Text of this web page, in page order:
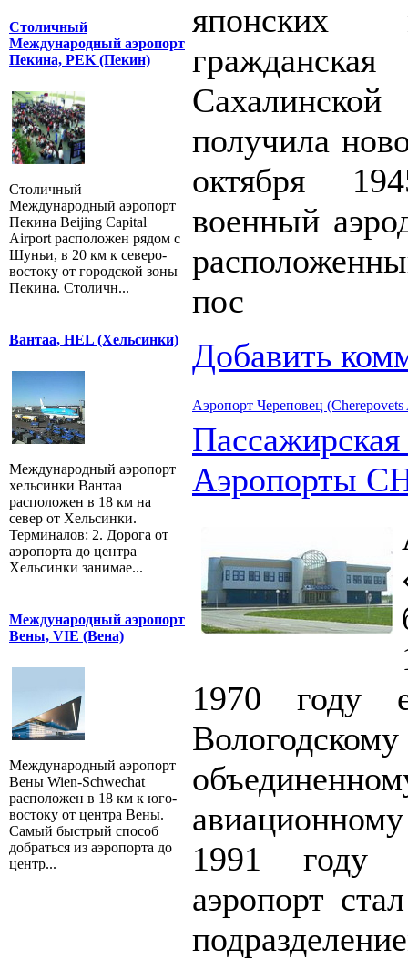
Столичный
Международный аэропорт
Пекина, PEK (Пекин)
Столичный
Международный аэропорт
Пекина Beijing Capital
Airport расположен рядом с
Шуньи, в 20 км к северо-
востоку от городской зоны
Пекина. Столичн...
Вантаа, HEL (Хельсинки)
Международный аэропорт
хельсинки Вантаа
расположен в 18 км на
север от Хельсинки.
Терминалов: 2. Дорога от
аэропорта до центра
Хельсинки занимае...
Международный аэропорт
Вены, VIE (Вена)
Международный аэропорт
Вены Wien-Schwechat
расположен в 18 км к юго-
востоку от центра Вены.
Самый быстрый способ
добраться из аэропорта до
центр...
японских
получила
октября
военный
пос
Добавить
Аэропорт Череповец
Аэропорты
1970 году
Вологодскому
1991 году
аэропорт